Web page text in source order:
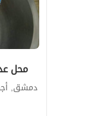
محل
دمشق,